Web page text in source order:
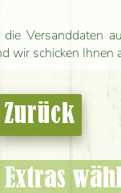
Versanddaten
wir schicken Ihnen
Zurück